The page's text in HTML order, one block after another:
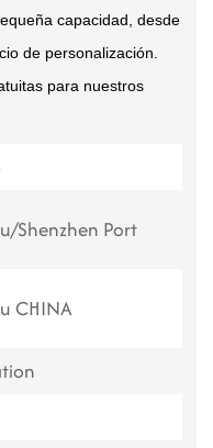
capacidad, desde
de personalización.
para nuestros
Shenzhen Port
CHINA